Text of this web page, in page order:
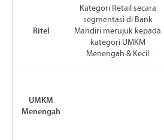
Ritel
Kategori Retail secara
segmentasi di Bank
Mandiri merujuk kepada
kategori UMKM
Menengah & Kecil
UMKM
Menengah